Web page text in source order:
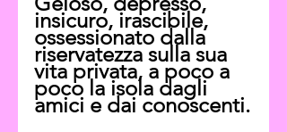
insicuro, irascibile,
ossessionato dalla
riservatezza sulla sua
vita privata, a poco a
poco la isola dagli
amici e dai conoscenti.